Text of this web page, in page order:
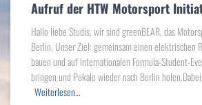
Aufruf der HTW Motorsport
Hallo liebe Studis, wir sind greenBEAR, das
Berlin. Unser Ziel: gemeinsam einen elektrischen
bauen und auf internationalen Formula-Student-
bringen und Pokale wieder nach Berlin
Weiterlesen…